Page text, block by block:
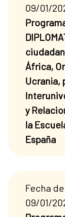
09/01/
África,
Ucrania,
y
la
España
Fecha
09/01/